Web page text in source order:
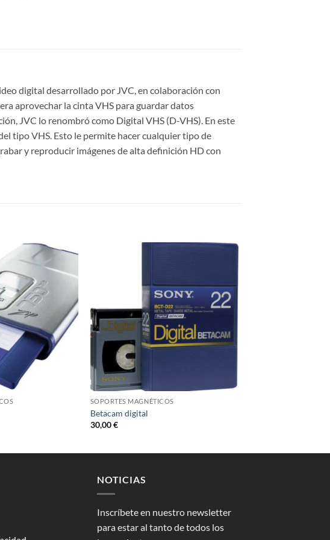
digital desarrollado por JVC, en colaboración con
aprovechar la cinta VHS para guardar datos
JVC lo renombró como Digital VHS (D-VHS). En este
tipo VHS. Esto le permite hacer cualquier tipo de
y reproducir imágenes de alta definición HD con
SOPORTES MAGNÉTICOS
Betacam digital
30,00€
NOTICIAS
Inscríbete en nuestro newsletter
para estar al tanto de todos los